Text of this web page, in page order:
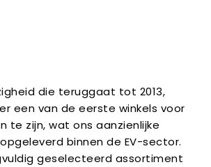
die teruggaat tot 2013,
een van de eerste winkels voor
te zijn, wat ons aanzienlijke
binnen de EV-sector.
geselecteerd assortiment